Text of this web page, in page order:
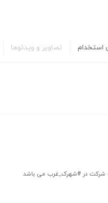
استخدام تصاویر و ویدئوها